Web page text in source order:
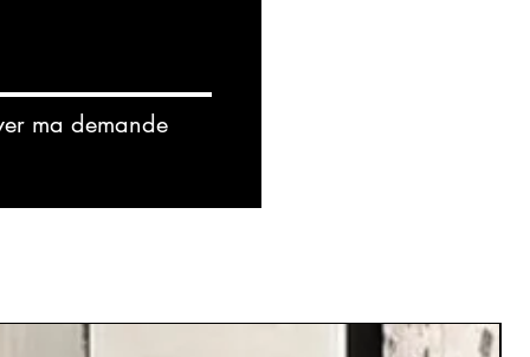
ma demande